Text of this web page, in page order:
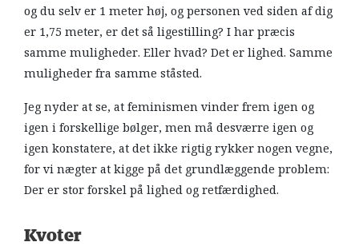
og du selv er 1 meter høj, og personen ved siden af dig
er 1,75 meter, er det så ligestilling? I har præcis
samme muligheder. Eller hvad? Det er lighed. Samme
muligheder fra samme ståsted.
Jeg nyder at se, at feminismen vinder frem igen og
igen i forskellige bølger, men må desværre igen og
igen konstatere, at det ikke rigtig rykker nogen vegne,
for vi nægter at kigge på det grundlæggende problem:
Der er stor forskel på lighed og retfærdighed.
Kvoter